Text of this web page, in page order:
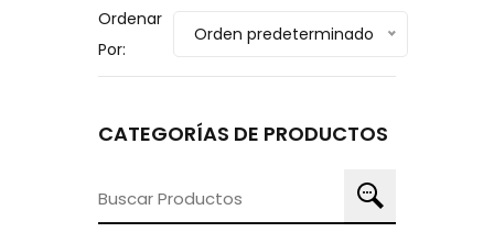
Ordenar
Por:
Orden predeterminado
CATEGORÍAS DE PRODUCTOS
Buscar
por: